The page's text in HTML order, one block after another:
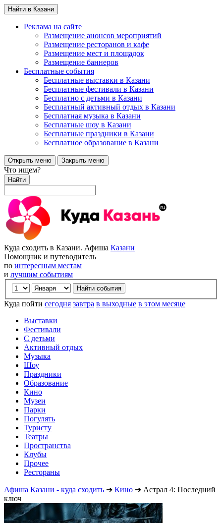
Найти в Казани
Реклама на сайте
Размещение анонсов мероприятий
Размещение ресторанов и кафе
Размещение мест и площадок
Размещение баннеров
Бесплатные события
Бесплатные выставки в Казани
Бесплатные фестивали в Казани
Бесплатно с детьми в Казани
Бесплатный активный отдых в Казани
Бесплатная музыка в Казани
Бесплатные шоу в Казани
Бесплатные праздники в Казани
Бесплатное образование в Казани
Открыть меню Закрыть меню
Что ищем?
Найти
Куда сходить в Казани. Афиша Казани
Помощник и путеводитель
по интересным местам
и лучшим событиям
Куда пойти сегодня завтра в выходные в этом месяце
Выставки
Фестивали
С детьми
Активный отдых
Музыка
Шоу
Праздники
Образование
Кино
Музеи
Парки
Погулять
Туристу
Театры
Пространства
Клубы
Прочее
Рестораны
Афиша Казани - куда сходить ➔ Кино ➔ Астрал 4: Последний
ключ